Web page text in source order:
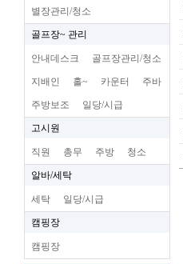
별장관리/청소
골프장~ 관리
안내데스크 골프장관리/청소
지배인 홀~ 카운터 주바
주방보조 일당/시급
고시원
직원 총무 주방 청소
알바/세탁
세탁 일당/시급
캠핑장
캠핑장